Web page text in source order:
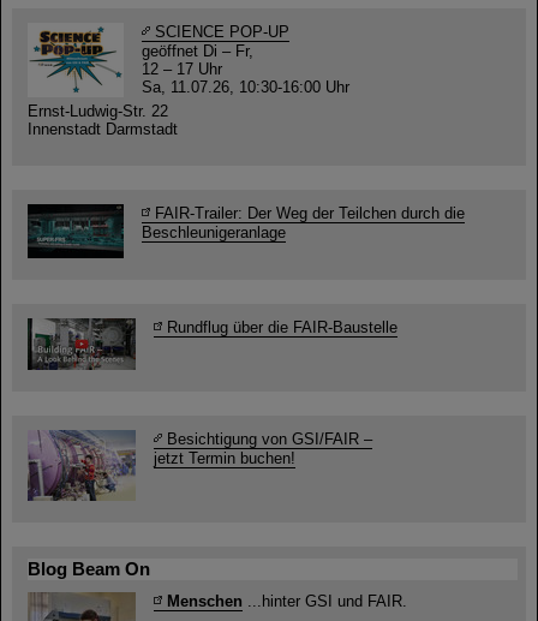
SCIENCE POP-UP
geöffnet Di – Fr,
12 – 17 Uhr
Sa, 11.07.26, 10:30-16:00 Uhr
Ernst-Ludwig-Str. 22
Innenstadt Darmstadt
FAIR-Trailer: Der Weg der Teilchen durch die
Beschleunigeranlage
Rundflug über die FAIR-Baustelle
Besichtigung von GSI/FAIR –
jetzt Termin buchen!
Blog Beam On
Menschen ...hinter GSI und FAIR.